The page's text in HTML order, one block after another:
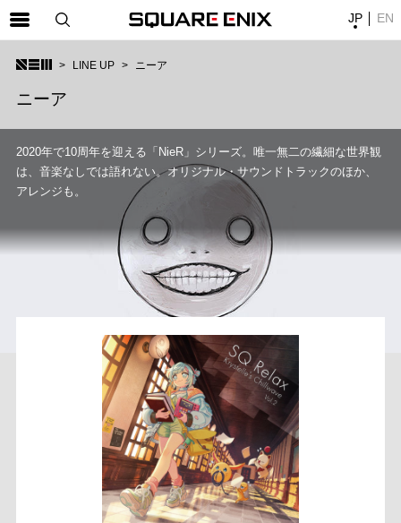
SQUARE ENIX 公式サイトメニュー
ゲーム
ミュージック
グッズ
会社情報 採用情報
SQUARE ENIX サイト内検索
JP EN
LINE UP ニーア
ニーア
2020年で10周年を迎える「NieR」シリーズ。唯一無二の繊細な世界観
は、音楽なしでは語れない。オリジナル・サウンドトラックのほか、
アレンジも。